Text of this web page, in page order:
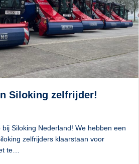
Siloking zelfrijder!
Siloking Nederland! We hebben een
zelfrijders klaarstaan voor
te…